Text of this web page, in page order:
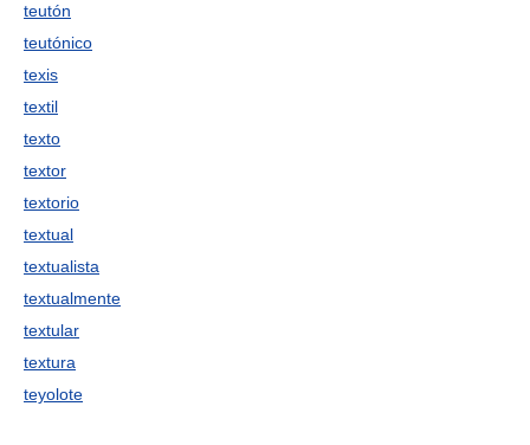
teutón
teutónico
texis
textil
texto
textor
textorio
textual
textualista
textualmente
textular
textura
teyolote